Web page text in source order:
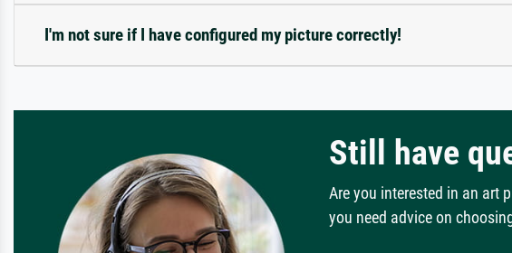
I'm not sure if I have configured my picture correctly!
Still have
Are you interested in an art
you need advice on